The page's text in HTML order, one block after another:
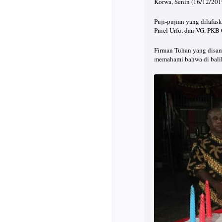
Puji-pujian yang
Pniel Urfu, dan VG. PKB
Firman Tuhan yang
memahami bahwa di